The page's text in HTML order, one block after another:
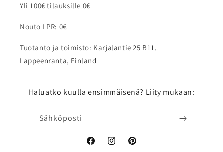
Yli 100€ tilauksille 0€
Nouto LPR: 0€
Tuotanto ja toimisto: Karjalantie 25 B11,
Lappeenranta, Finland
Haluatko kuulla ensimmäisenä? Liity mukaan:
Sähköposti
FacebookInstagramPinterest